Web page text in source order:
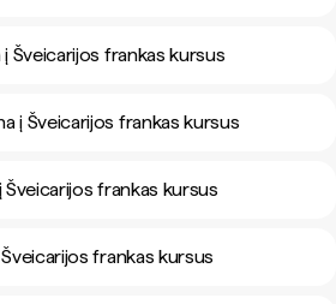
Šveicarijos frankas kursus
į Šveicarijos frankas kursus
frankas kursus
frankas kursus